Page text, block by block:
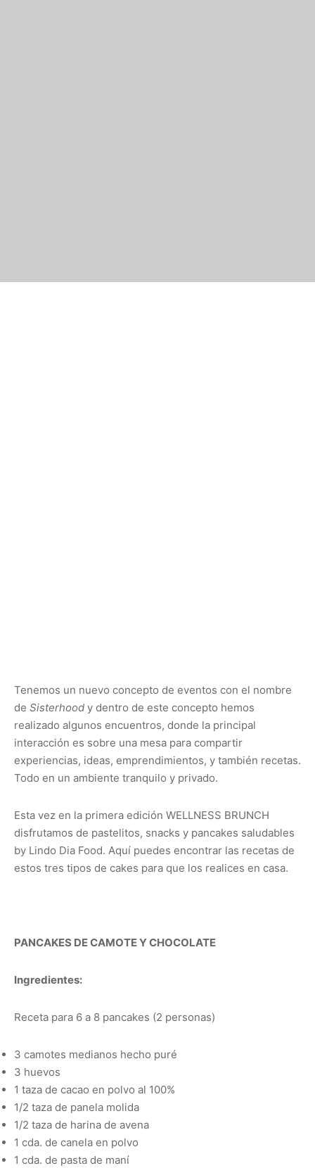
Tenemos un nuevo concepto de eventos con el nombre
de Sisterhood y dentro de este concepto hemos
realizado algunos encuentros, donde la principal
interacción es sobre una mesa para compartir
experiencias, ideas, emprendimientos, y también recetas.
Todo en un ambiente tranquilo y privado.
Esta vez en la primera edición WELLNESS BRUNCH
disfrutamos de pastelitos, snacks y pancakes saludables
by Lindo Dia Food. Aquí puedes encontrar las recetas de
estos tres tipos de cakes para que los realices en casa.
PANCAKES DE CAMOTE Y CHOCOLATE
Ingredientes:
Receta para 6 a 8 pancakes (2 personas)
3 camotes medianos hecho puré
3 huevos
1 taza de cacao en polvo al 100%
1/2 taza de panela molida
1/2 taza de harina de avena
1 cda. de canela en polvo
1 cda. de pasta de maní